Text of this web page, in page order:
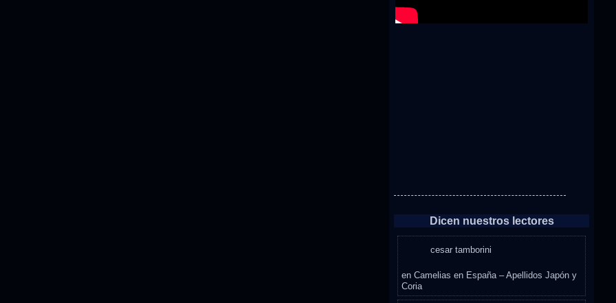
Dicen nuestros lectores
cesar tamborini
enCamelias en España – Apellidos Japón y
Coria